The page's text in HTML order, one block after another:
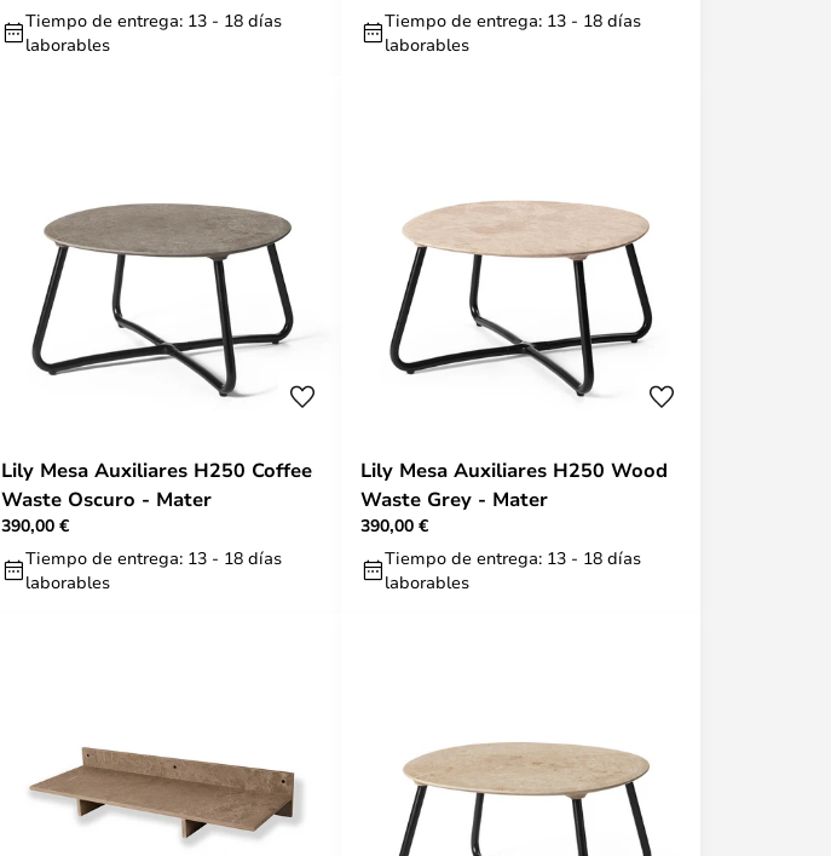
Tiempo de entrega: 13 - 18 días
laborables
Tiempo de entrega: 13 - 18 días
laborables
Lily Mesa Auxiliares H250 Coffee
Waste Oscuro - Mater
390,00 €
Tiempo de entrega: 13 - 18 días
laborables
Lily Mesa Auxiliares H250 Wood
Waste Grey - Mater
390,00 €
Tiempo de entrega: 13 - 18 días
laborables